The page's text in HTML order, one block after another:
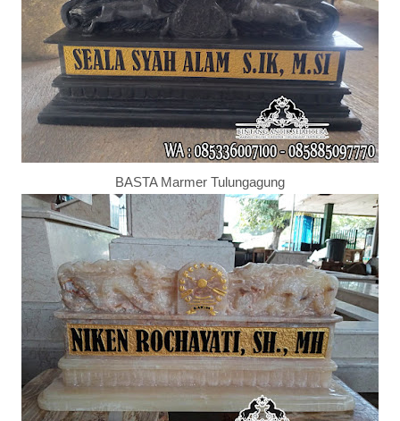
BASTA Marmer Tulungagung